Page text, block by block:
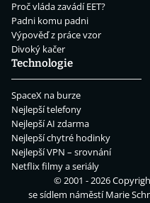
Proč vláda zavádí EET?
Padni komu padni
Výpověď z práce vzor
Divoký kačer
Technologie
SpaceX na burze
Nejlepší telefony
Nejlepší AI zdarma
Nejlepší chytré hodinky
Nejlepší VPN – srovnání
Netflix filmy a seriály
© 2001 - 2026
se sídlem náměstí Marie